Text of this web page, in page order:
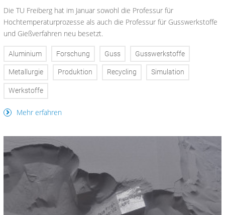
Die TU Freiberg hat im Januar sowohl die Professur für
Hochtemperaturprozesse als auch die Professur für Gusswerkstoffe
und Gießverfahren neu besetzt.
Aluminium Forschung Guss Gusswerkstoffe
Metallurgie Produktion Recycling Simulation
Werkstoffe
Mehr erfahren